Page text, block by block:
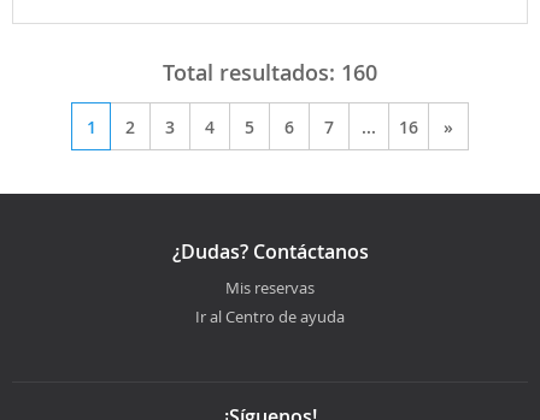
Total resultados: 160
1 2 3 4 5 6 7 ... 16 »
¿Dudas? Contáctanos
Mis reservas
Ir al Centro de ayuda